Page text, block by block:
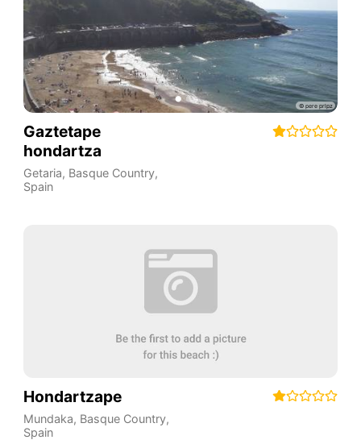
Gaztetape
hondartza
Getaria, Basque Country,
Spain
Hondartzape
Mundaka, Basque Country,
Spain